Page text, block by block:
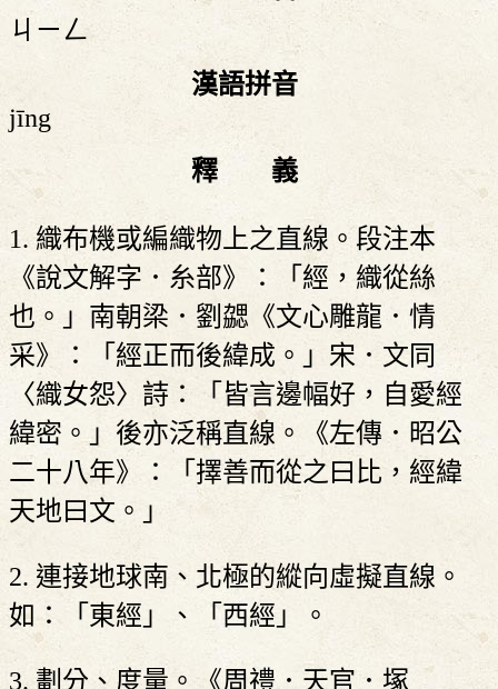
ㄐㄧㄥ
漢語拼音
jīng
釋 義
1. 織布機或編織物上之直線。段注本
《說文解字．糸部》：「經，織從絲
也。」南朝梁．劉勰《文心雕龍．情
采》：「經正而後緯成。」宋．文同
〈織女怨〉詩：「皆言邊幅好，自愛經
緯密。」後亦泛稱直線。《左傳．昭公
二十八年》：「擇善而從之曰比，經緯
天地曰文。」
2. 連接地球南、北極的縱向虛擬直線。
如：「東經」、「西經」。
3. 劃分、度量。《周禮．天官．塚